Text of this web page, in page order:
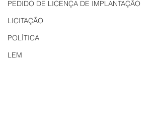
PEDIDO DE LICENÇA DE IMPLANTAÇÃO
LICITAÇÃO
POLÍTICA
LEM